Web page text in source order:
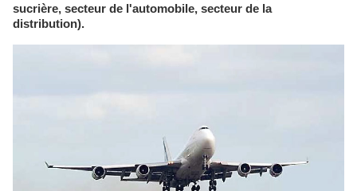
sucrière, secteur de l'automobile, secteur de la
distribution).